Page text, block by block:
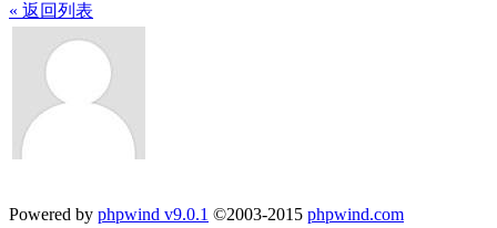
« 返回列表
Powered by phpwind v9.0.1 ©2003-2015 phpwind.com